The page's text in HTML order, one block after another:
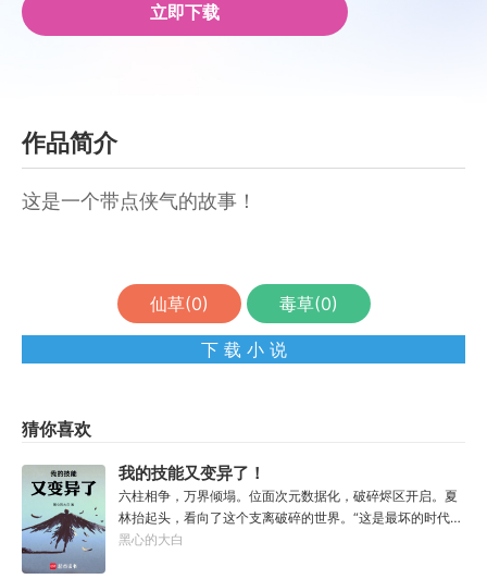
立即下载
作品简介
这是一个带点侠气的故事！
仙草(0) 毒草(0)
下 载 小 说
猜你喜欢
我的技能又变异了！
六柱相争，万界倾塌。位面次元数据化，破碎烬区开启。夏
林抬起头，看向了这个支离破碎的世界。“这是最坏的时代，
坏就坏在异族入侵，魔怪横行，人族内斗，蝇营狗苟。”“这
黑心的大白